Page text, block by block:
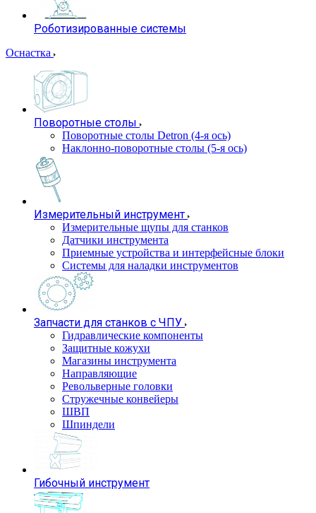
Роботизированные системы
Оснастка
Поворотные столы
Поворотные столы Detron (4-я ось)
Наклонно-поворотные столы (5-я ось)
Измерительный инструмент
Измерительные щупы для станков
Датчики инструмента
Приемные устройства и интерфейсные блоки
Системы для наладки инструментов
Запчасти для станков с ЧПУ
Гидравлические компоненты
Защитные кожухи
Магазины инструмента
Направляющие
Револьверные головки
Стружечные конвейеры
ШВП
Шпиндели
Гибочный инструмент